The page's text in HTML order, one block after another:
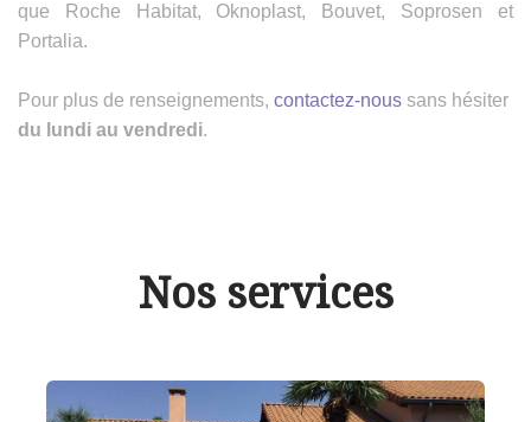
que Roche Habitat, Oknoplast, Bouvet, Soprosen et
Portalia.
Pour plus de renseignements, contactez-nous sans hésiter
du lundi au vendredi.
Nos services